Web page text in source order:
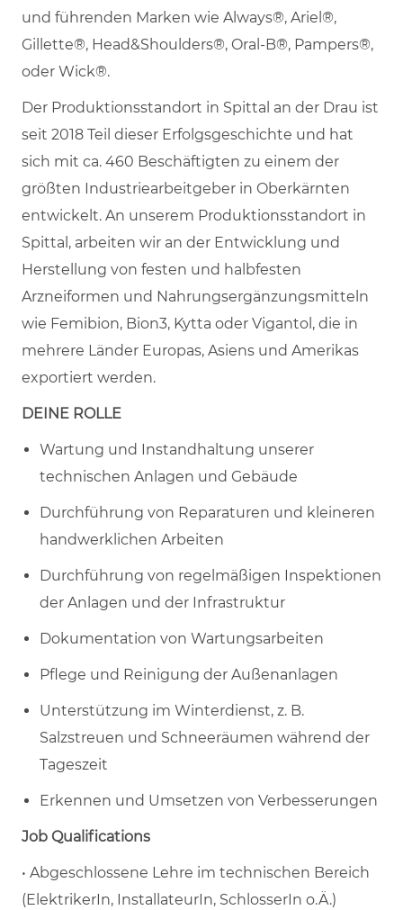
und führenden Marken wie Always®, Ariel®,
Gillette®, Head&Shoulders®, Oral-B®, Pampers®,
oder Wick®.
Der Produktionsstandort in Spittal an der Drau ist
seit 2018 Teil dieser Erfolgsgeschichte und hat
sich mit ca. 460 Beschäftigten zu einem der
größten Industriearbeitgeber in Oberkärnten
entwickelt. An unserem Produktionsstandort in
Spittal, arbeiten wir an der Entwicklung und
Herstellung von festen und halbfesten
Arzneiformen und Nahrungsergänzungsmitteln
wie Femibion, Bion3, Kytta oder Vigantol, die in
mehrere Länder Europas, Asiens und Amerikas
exportiert werden.
DEINE ROLLE
Wartung und Instandhaltung unserer
technischen Anlagen und Gebäude
Durchführung von Reparaturen und kleineren
handwerklichen Arbeiten
Durchführung von regelmäßigen Inspektionen
der Anlagen und der Infrastruktur
Dokumentation von Wartungsarbeiten
Pflege und Reinigung der Außenanlagen
Unterstützung im Winterdienst, z. B.
Salzstreuen und Schneeräumen während der
Tageszeit
Erkennen und Umsetzen von Verbesserungen
Job Qualifications
• Abgeschlossene Lehre im technischen Bereich
(ElektrikerIn, InstallateurIn, SchlosserIn o.Ä.)